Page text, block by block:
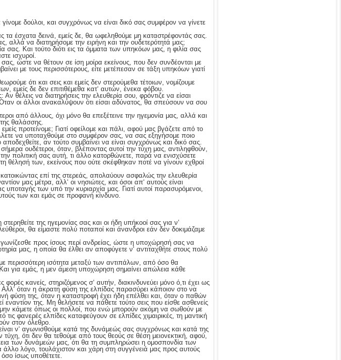
δούλοι, και συγχρόνως να είναι δικό σας συμφέρον να γίνετε
τα έσχατα δεινά, εμείς δε, θα ωφεληθούμε μη καταστρέφοντάς σας.
αλλά να διατηρήσομε την ειρήνη και την ουδετερότητά μας;
σας. Και τούτο διότι εις τα όμματα των υπηκόων μας, η φιλία σας
ισχυροί.
ώστε να θέτουν σε ίση μοίρα εκείνους, που δεν συνδέονται με
με τους περισσότερους, είτε μετέπεσαν σε τάξη υπηκόων γιατί
ότι και σεις και εμείς δεν στερούμεθα τέτοιων, νομίζουμε
εμείς δε δεν επιτιθέμεθα κατ‘ αυτών, ένεκα φόβου.
θέλεις να διατηρήσεις την ελευθερία σου, φρόντιζε να είσαι
οι άλλοι ανακαλύψουν ότι είσαι αδύνατος, θα σπεύσουν να σου
από άλλους, όχι μόνο θα επεξέτεινε την ηγεμονία μας, αλλά και
θαλάσσης.
προτείνομε; Γιατί οφείλομε και πάλι, αφού μας βγάζετε από το
να υποταχθούμε στο συμφέρον σας, να σας εξηγήσομε ποιο
αν τούτο συμβαίνει να είναι συγχρόνως και δικό σας.
ουδέτεροι, όταν, βλέποντας αυτοί την τύχη μας, αντιληφθούν,
πολιτική σας αυτή, τι άλλο κατορθώνετε, παρά να ενισχύσετε
θέλησή των, εκείνους που ούτε σκέφθηκαν ποτέ να γίνουν εχθροί
κατοικώντας επί της στερεάς, απολαύουν ασφαλώς την ελευθερία
μας μέτρα, αλλ‘ οι νησιώτες, και όσοι απ‘ αυτούς είναι
υποταγής των υπό την κυριαρχία μας. Γιατί αυτοί παρασυρόμενοι,
των και εμάς σε προφανή κίνδυνο.
της ηγεμονίας σας και οι ήδη υπήκοοί σας για ν‘
θα είμαστε πολύ ποταποί και άνανδροι εάν δεν δοκιμάζαμε
προς ίσους περί ανδρείας, ώστε η υποχώρησή σας να
μας, η οποία θα έλθει αν αποφύγετε ν‘ αντιταχθήτε στους πολύ
περισσότερη ισότητα μεταξύ των αντιπάλων, από όσο θα
για εμάς, η μεν άμεση υποχώρηση σημαίνει απώλεια κάθε
κανείς, στηριζόμενος σ‘ αυτήν, διακινδυνεύει μόνο ό,τι έχει ως
όταν η άκρατη φύση της ελπίδας παρασύρει κάποιον στο να
φύση της, όταν η καταστροφή έχει ήδη επέλθει και, όταν ο παθών
εναντίον της. Μη θελήσετε να πάθετε τούτο σεις που είσθε ασθενείς
κάμετε όπως οι πολλοί, που ενώ μπορούν ακόμη να σωθούν με
φανερές ελπίδες καταφεύγουν σε ελπίδες χιμαιρικές, τη μαντική
στον όλεθρο.
ν‘ αγωνισθούμε κατά της δυνάμεώς σας συγχρόνως και κατά της
ότι δεν θα τεθούμε από τους θεούς σε θέση μειονεκτική, αφού,
των δυνάμεών μας, ότι θα τη συμπληρώσει η ομοσπονδία των
λόγο, τουλάχιστον και χάρη στη συγγένειά μας προς αυτούς
ίσως υποθέτετε.